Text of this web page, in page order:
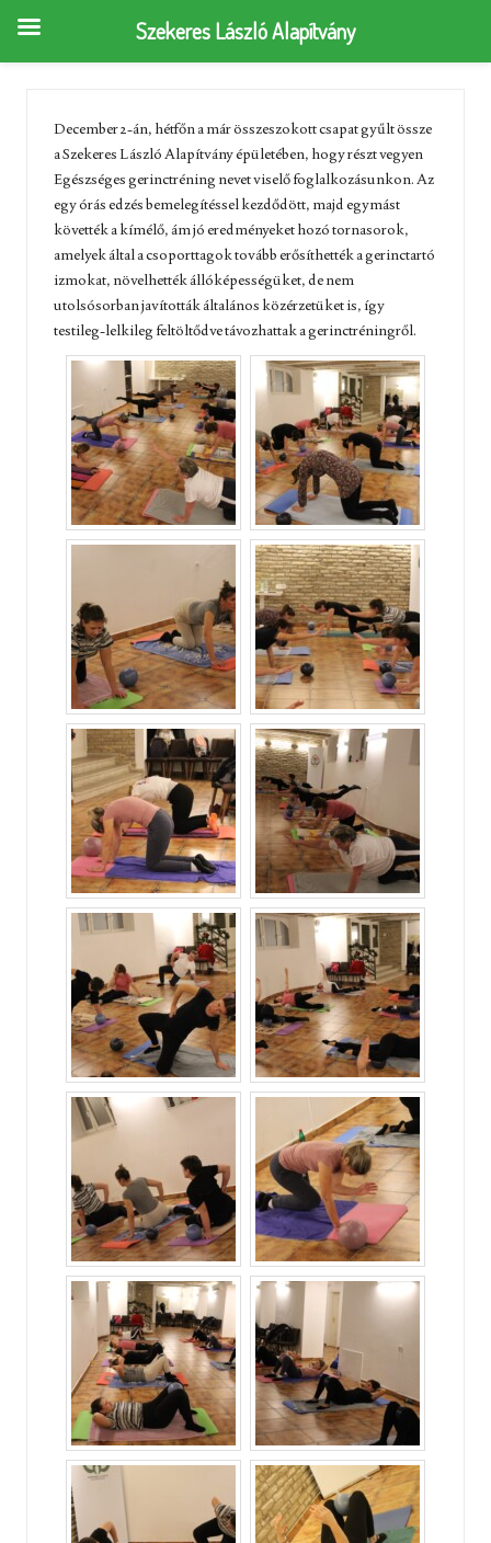
December 2-án, hétfőn a már összeszokott csapat gyűlt össze
a Szekeres László Alapítvány épületében, hogy részt vegyen
Egészséges gerinctréning nevet viselő foglalkozásunkon. Az
egy órás edzés bemelegítéssel kezdődött, majd egymást
követték a kímélő, ám jó eredményeket hozó tornasorok,
amelyek által a csoporttagok tovább erősíthették a gerinctartó
izmokat, növelhették állóképességüket, de nem
utolsósorban javították általános közérzetüket is, így
testileg-lelkileg feltöltődve távozhattak a gerinctréningről.
Szekeres László Alapítvány